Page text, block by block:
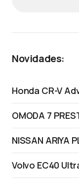
Novidades:
Honda CR-V
OMODA 7
NISSAN ARIYA
Volvo EC40